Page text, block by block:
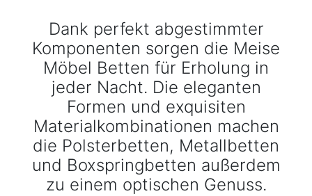
Dank perfekt abgestimmter
Komponenten sorgen die Meise
Möbel Betten für Erholung in
jeder Nacht. Die eleganten
Formen und exquisiten
Materialkombinationen machen
die Polsterbetten, Metallbetten
und Boxspringbetten außerdem
zu einem optischen Genuss.
0%
Finanzierung
Markenwelt
Letz-
Deals